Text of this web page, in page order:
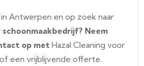
Antwerpen en op zoek naar
schoonmaakbedrijf? Neem
op met Hazal Cleaning voor
een vrijblijvende offerte.